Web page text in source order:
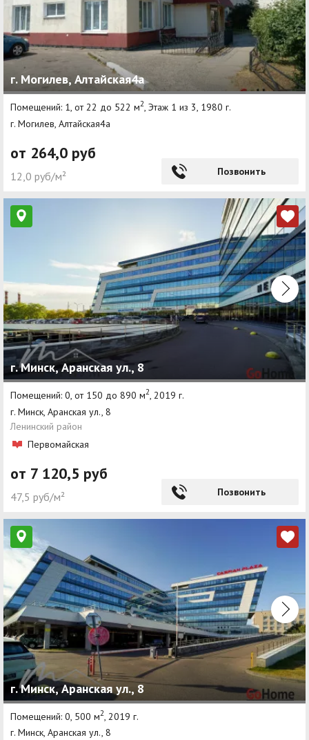
г. Могилев, Алтайская4а
Помещений: 1, от 22 до 522 м2 , Этаж 1 из 3, 1980 г.
г. Могилев, Алтайская4а
от 264,0 руб
12,0 руб/м² Позвонить
г. Минск, Аранская ул., 8
Помещений: 0, от 150 до 890 м2, 2019 г.
г. Минск, Аранская ул., 8
Ленинский район
Первомайская
от 7 120,5 руб
47,5 руб/м² Позвонить
г. Минск, Аранская ул., 8
Помещений: 0, 500 м2 , 2019 г.
г. Минск, Аранская ул., 8